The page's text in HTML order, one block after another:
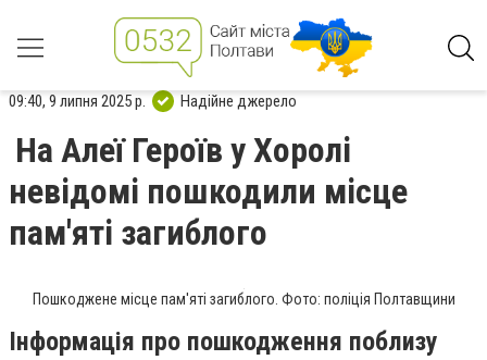
09:40, 9 липня 2025 р. Надійне джерело
На Алеї Героїв у Хоролі
невідомі пошкодили місце
пам'яті загиблого
Пошкоджене місце пам'яті загиблого. Фото: поліція Полтавщини
Інформація про пошкодження поблизу